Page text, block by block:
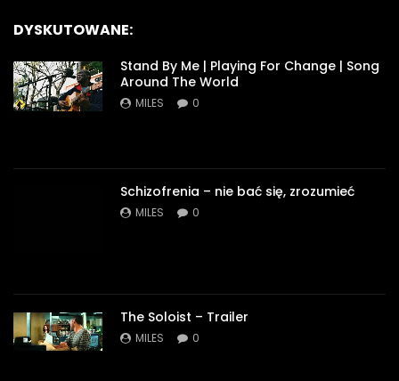
DYSKUTOWANE:
Stand By Me | Playing For Change | Song
Around The World
MILES 0
Schizofrenia – nie bać się, zrozumieć
MILES 0
The Soloist – Trailer
MILES 0